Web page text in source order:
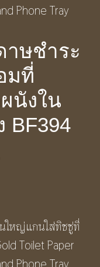
าษชําระ
มที่
นังใน
BF394